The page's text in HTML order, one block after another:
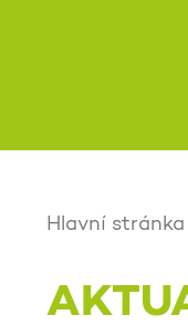
Hlavní stránka